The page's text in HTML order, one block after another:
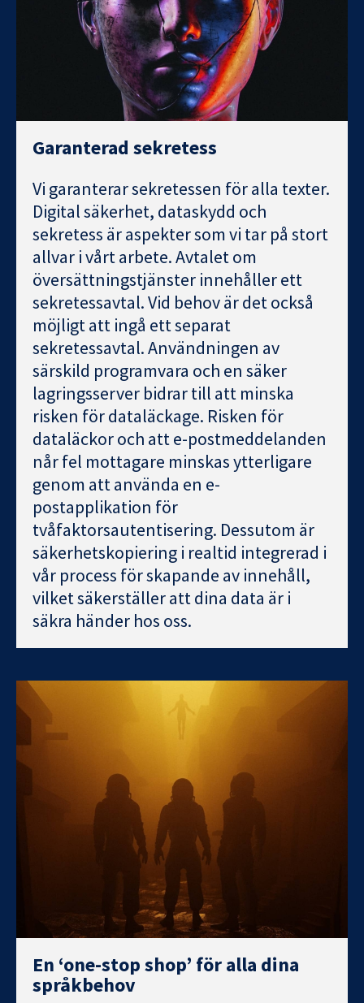
Garanterad sekretess
Vi garanterar sekretessen för alla texter.
Digital säkerhet, dataskydd och
sekretess är aspekter som vi tar på stort
allvar i vårt arbete. Avtalet om
översättningstjänster innehåller ett
sekretessavtal. Vid behov är det också
möjligt att ingå ett separat
sekretessavtal. Användningen av
särskild programvara och en säker
lagringsserver bidrar till att minska
risken för dataläckage. Risken för
dataläckor och att e-postmeddelanden
når fel mottagare minskas ytterligare
genom att använda en e-
postapplikation för
tvåfaktorsautentisering. Dessutom är
säkerhetskopiering i realtid integrerad i
vår process för skapande av innehåll,
vilket säkerställer att dina data är i
säkra händer hos oss.
En ‘one-stop shop’ för alla dina
språkbehov